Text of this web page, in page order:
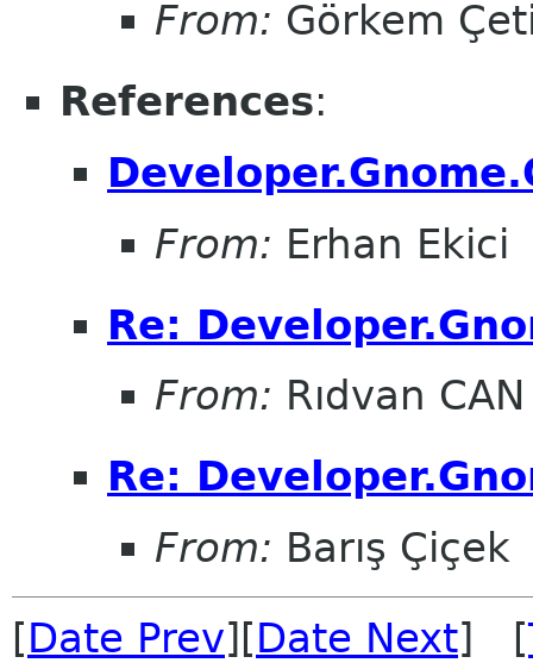
From: Görkem
References:
From: Erhan Ekici
Re:
From: Rıdvan CAN
Re:
From: Barış Çiçek
[Date Prev][Date Next] [